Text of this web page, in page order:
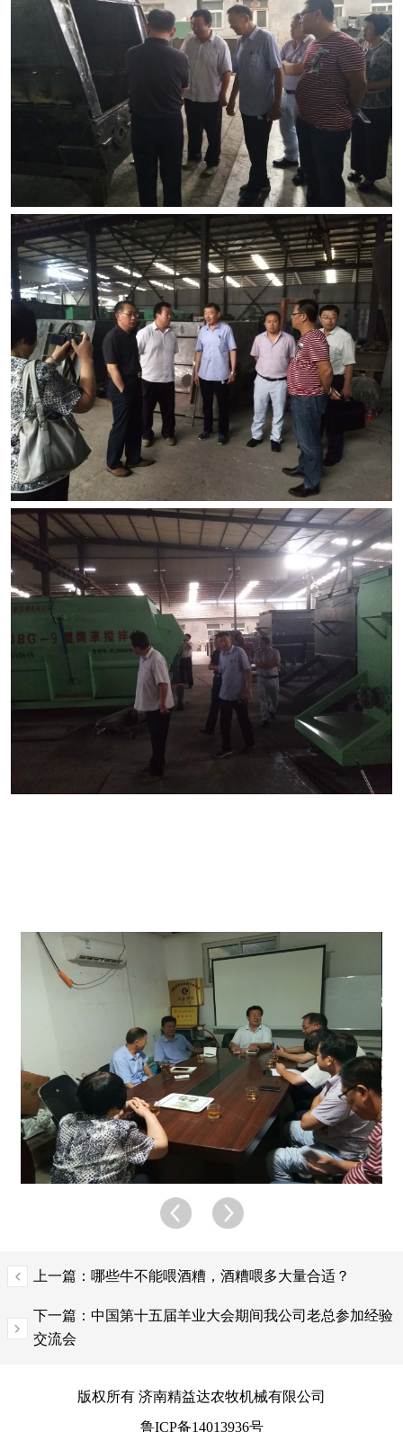
上一篇：哪些牛不能喂酒糟，酒糟喂多大量合适？
下一篇：中国第十五届羊业大会期间我公司老总参加经验
交流会
版权所有 济南精益达农牧机械有限公司
鲁ICP备14013936号